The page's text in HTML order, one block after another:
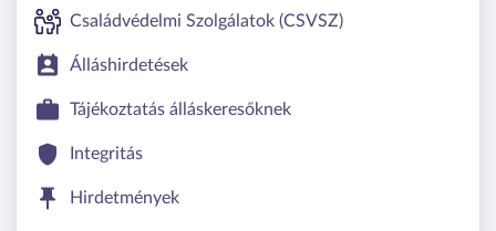
Családvédelmi Szolgálatok (CSVSZ)
Álláshirdetések
Tájékoztatás álláskeresőknek
Integritás
Hirdetmények